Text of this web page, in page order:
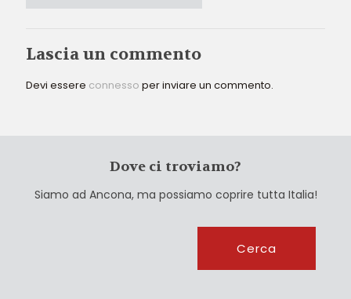
Lascia un commento
Devi essere connesso per inviare un commento.
Dove ci troviamo?
Siamo ad Ancona, ma possiamo coprire tutta Italia!
Cerca